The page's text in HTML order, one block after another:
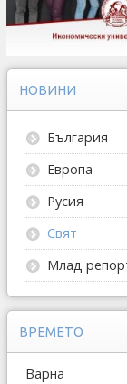
НОВИНИ
България
Европа
Русия
Свят
Млад
ВРЕМЕТО
Варна